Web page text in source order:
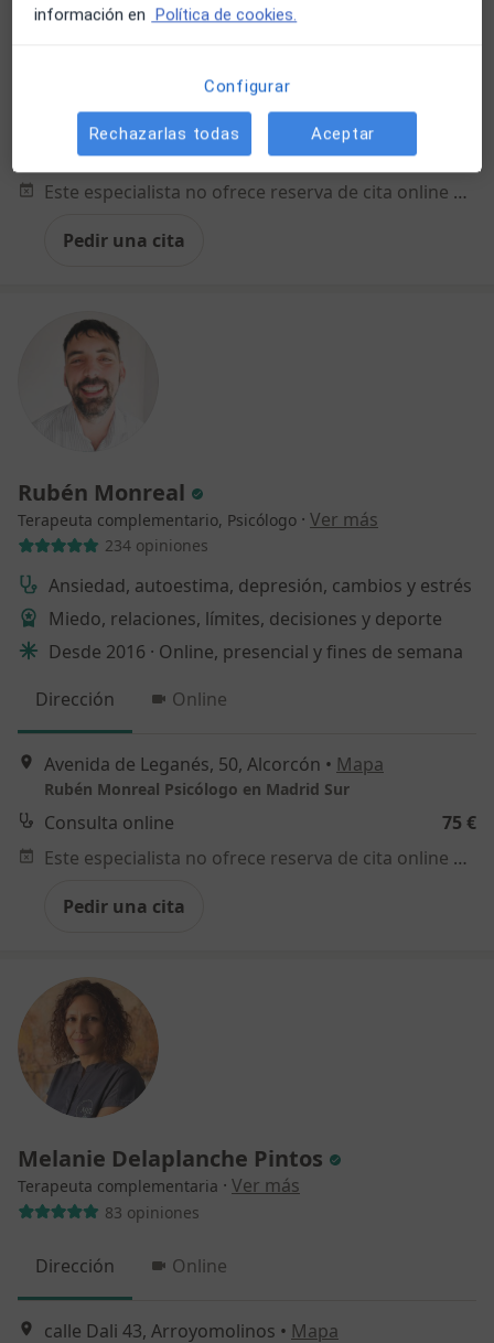
Calle del Áncora 13, Madrid•Mapa
Gabinete de Escucha y Acompañamiento
Este especialista no ofrece reserva de cita online en esta dirección.
Pedir una cita
Rubén Monreal
Terapeuta complementario, Psicólogo · Ver más
234 opiniones
Ansiedad, autoestima, depresión, cambios y estrés
Miedo, relaciones, límites, decisiones y deporte
Desde 2016 · Online, presencial y fines de semana
Dirección
Online
Avenida de Leganés, 50, Alcorcón • Mapa
Rubén Monreal Psicólogo en Madrid Sur
Consulta online
75 €
Este especialista no ofrece reserva de cita online en esta dirección.
Pedir una cita
Melanie Delaplanche Pintos
Terapeuta complementaria · Ver más
83 opiniones
Dirección Online
calle Dali 43, Arroyomolinos • Mapa
información en Política de cookies.
Configurar
Rechazarlas todas Aceptar